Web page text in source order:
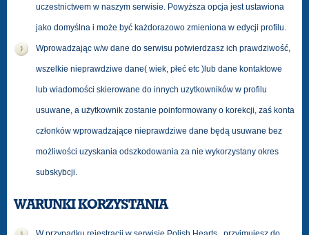
uczestnictwem w naszym serwisie. Powyższa opcja jest ustawiona
jako domyślna i może być każdorazowo zmieniona w edycji profilu.
Wprowadzając w/w dane do serwisu potwierdzasz ich prawdziwość,
wszelkie nieprawdziwe dane( wiek, płeć etc )lub dane kontaktowe
lub wiadomości skierowane do innych uzytkowników w profilu
usuwane, a użytkownik zostanie poinformowany o korekcji, zaś konta
członków wprowadzające nieprawdziwe dane będą usuwane bez
możliwości uzyskania odszkodowania za nie wykorzystany okres
subskybcji.
WARUNKI KORZYSTANIA